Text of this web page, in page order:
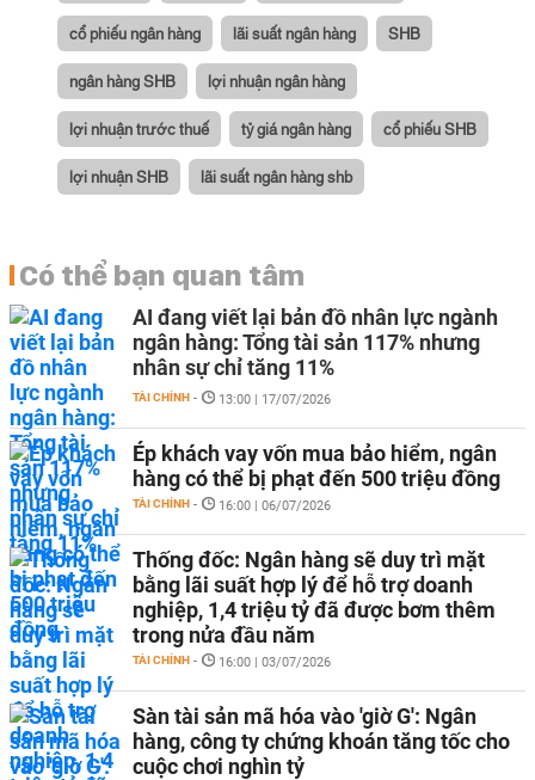
cổ phiếu ngân hàng lãi suất ngân hàng SHB
ngân hàng SHB lợi nhuận ngân hàng
lợi nhuận trước thuế tỷ giá ngân hàng cổ phiếu SHB
lợi nhuận SHB lãi suất ngân hàng shb
Có thể bạn quan tâm
AI đang viết lại bản đồ nhân lực ngành
ngân hàng: Tổng tài sản 117% nhưng
nhân sự chỉ tăng 11%
TÀI CHÍNH - 13:00 | 17/07/2026
Ép khách vay vốn mua bảo hiểm, ngân
hàng có thể bị phạt đến 500 triệu đồng
TÀI CHÍNH - 16:00 | 06/07/2026
Thống đốc: Ngân hàng sẽ duy trì mặt
bằng lãi suất hợp lý để hỗ trợ doanh
nghiệp, 1,4 triệu tỷ đã được bơm thêm
trong nửa đầu năm
TÀI CHÍNH - 16:00 | 03/07/2026
Sàn tài sản mã hóa vào 'giờ G': Ngân
hàng, công ty chứng khoán tăng tốc cho
cuộc chơi nghìn tỷ